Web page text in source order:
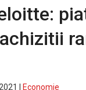
|
Economie